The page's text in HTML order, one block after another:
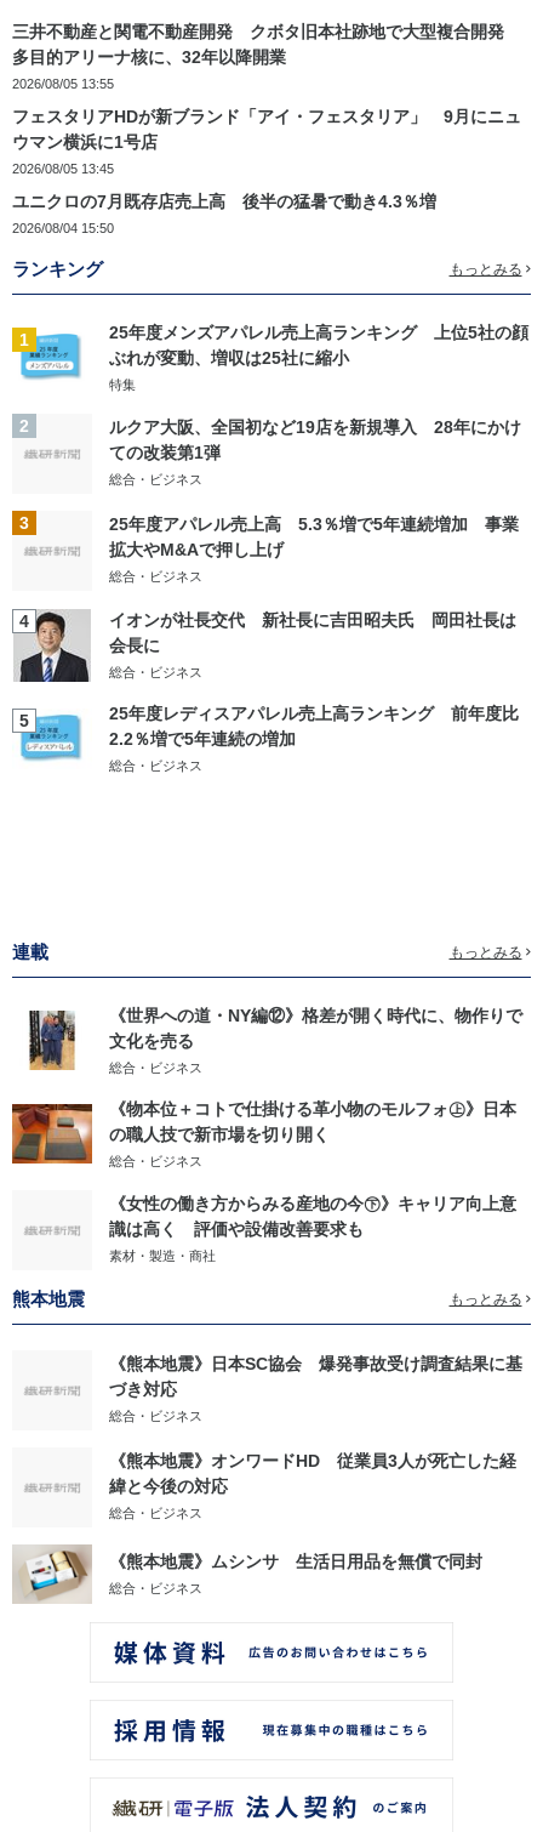
三井不動産と関電不動産開発 クボタ旧本社跡地で大型複合開発
多目的アリーナ核に、32年以降開業
2026/08/05 13:55
フェスタリアHDが新ブランド「アイ・フェスタリア」 9月にニュ
ウマン横浜に1号店
2026/08/05 13:45
ユニクロの7月既存店売上高 後半の猛暑で動き4.3％増
2026/08/04 15:50
ランキング もっとみる
1
25年度メンズアパレル売上高ランキング 上位5社の顔
ぶれが変動、増収は25社に縮小
特集
2
ルクア大阪、全国初など19店を新規導入 28年にかけ
ての改装第1弾
総合・ビジネス
3
25年度アパレル売上高 5.3％増で5年連続増加 事業
拡大やM&Aで押し上げ
総合・ビジネス
4
イオンが社長交代 新社長に吉田昭夫氏 岡田社長は
会長に
総合・ビジネス
5
25年度レディスアパレル売上高ランキング 前年度比
2.2％増で5年連続の増加
総合・ビジネス
連載 もっとみる
《世界への道・NY編⑫》格差が開く時代に、物作りで
文化を売る
総合・ビジネス
《物本位＋コトで仕掛ける革小物のモルフォ㊤》日本
の職人技で新市場を切り開く
総合・ビジネス
《女性の働き方からみる産地の今㊦》キャリア向上意
識は高く 評価や設備改善要求も
素材・製造・商社
熊本地震 もっとみる
《熊本地震》日本SC協会 爆発事故受け調査結果に基
づき対応
総合・ビジネス
《熊本地震》オンワードHD 従業員3人が死亡した経
緯と今後の対応
総合・ビジネス
《熊本地震》ムシンサ 生活日用品を無償で同封
総合・ビジネス